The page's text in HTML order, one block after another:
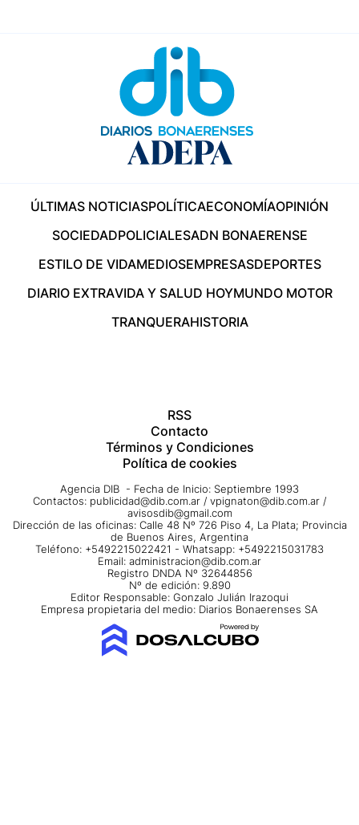
ÚLTIMAS NOTICIASPOLÍTICAECONOMÍAOPINIÓN
SOCIEDADPOLICIALESADN BONAERENSE
ESTILO DE VIDAMEDIOSEMPRESASDEPORTES
DIARIO EXTRAVIDA Y SALUD HOYMUNDO MOTOR
TRANQUERAHISTORIA
RSS
Contacto
Términos y Condiciones
Política de cookies
Agencia DIB - Fecha de Inicio: Septiembre 1993
Contactos: publicidad@dib.com.ar / vpignaton@dib.com.ar /
avisosdib@gmail.com
Dirección de las oficinas: Calle 48 Nº 726 Piso 4, La Plata; Provincia
de Buenos Aires, Argentina
Teléfono: +5492215022421 - Whatsapp: +5492215031783
Email: administracion@dib.com.ar
Registro DNDA Nº 32644856
Nº de edición: 9.890
Editor Responsable: Gonzalo Julián Irazoqui
Empresa propietaria del medio: Diarios Bonaerenses SA